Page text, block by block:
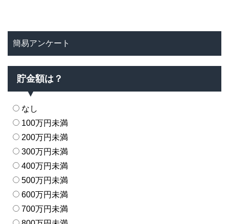
簡易アンケート
貯金額は？
なし
100万円未満
200万円未満
300万円未満
400万円未満
500万円未満
600万円未満
700万円未満